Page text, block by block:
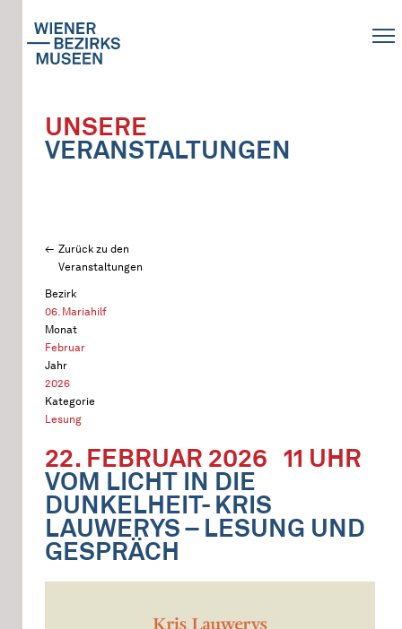
UNSERE
VERANSTALTUNGEN
Zurück zu den
Veranstaltungen
Bezirk
06. Mariahilf
Monat
Februar
Jahr
2026
Kategorie
Lesung
22. FEBRUAR 2026 11 UHR
VOM LICHT IN DIE
DUNKELHEIT- KRIS
LAUWERYS – LESUNG UND
GESPRÄCH